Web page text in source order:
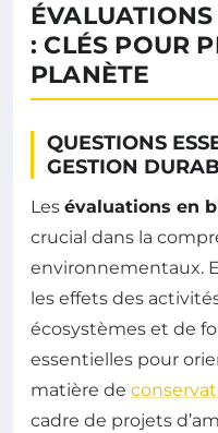
: CLÉS POUR
PLANÈTE
QUESTIONS
GESTION
Les évaluations en
crucial dans la
environnementaux.
les effets des
écosystèmes et de
essentielles pour
matière de
cadre de projets